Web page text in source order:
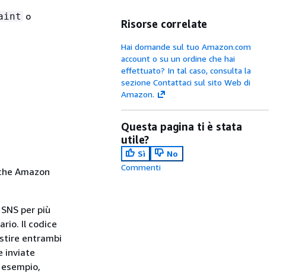
o
Amazon
per più
Il codice
entrambi
inviate
Risorse correlate
Hai domande sul tuo Amazon.com
account o su un ordine che hai
effettuato? In tal caso, consulta la
sezione Contattaci sul sito Web di
Amazon.
Questa pagina ti è stata
utile?
Sì
No
Commenti